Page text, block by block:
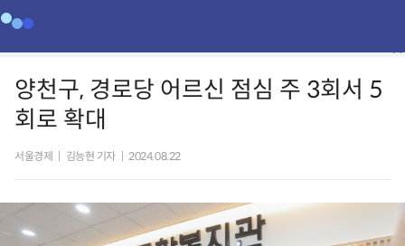
양천구, 경로당 어르신 점심 주 3회서 5
회로 확대
서울경제 김능현 기자 2024.08.22